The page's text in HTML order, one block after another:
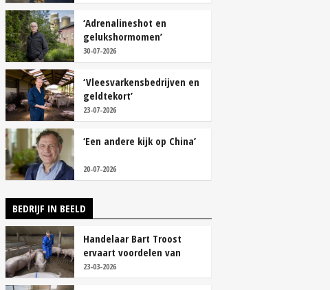
‘Adrenalineshot en
gelukshormomen’
30-07-2026
‘Vleesvarkensbedrijven en
geldtekort’
23-07-2026
‘Een andere kijk op China’
20-07-2026
BEDRIJF IN BEELD
Handelaar Bart Troost
ervaart voordelen van
coöperatieve voerfusie
23-03-2026